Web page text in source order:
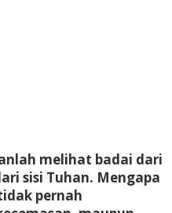
melihat badai dari
sisi Tuhan. Mengapa
pernah